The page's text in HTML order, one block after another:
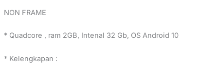
NON FRAME
* Quadcore , ram 2GB, Intenal 32 Gb, OS Android 10
* Kelengkapan :